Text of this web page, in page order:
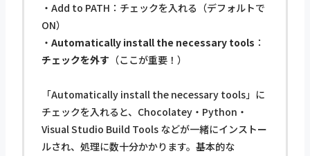
・Add to PATH：チェックを入れる（デフォルトで
ON）
・ Automatically install the necessary tools ：
チェックを外す （ここが重要！）
「Automatically install the necessary tools」に
チェックを入れると、Chocolatey・Python・
Visual Studio Build Tools などが一緒にインストー
ルされ、処理に数十分かかります。基本的な